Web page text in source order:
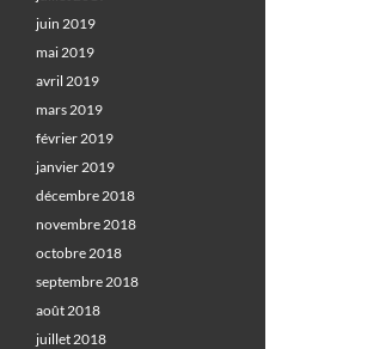
juin 2019
mai 2019
avril 2019
mars 2019
février 2019
janvier 2019
décembre 2018
novembre 2018
octobre 2018
septembre 2018
août 2018
juillet 2018